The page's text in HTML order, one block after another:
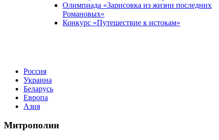
Олимпиада «Зарисовка из жизни последних
Романовых»
Конкурс «Путешествие к истокам»
Россия
Украина
Беларусь
Европа
Азия
Митрополии